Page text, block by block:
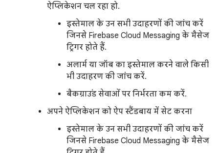
ऐप्लिकेशन चल रहा हो.
इस्तेमाल के उन सभी उदाहरणों की जांच करें
जिनसे Firebase Cloud Messaging के मैसेज
ट्रिगर होते हैं.
अलार्म या जॉब का इस्तेमाल करने वाले किसी
भी उदाहरण की जांच करें.
बैकग्राउंड सेवाओं पर निर्भरता कम करें.
अपने ऐप्लिकेशन को ऐप स्टैंडबाय में सेट करना
इस्तेमाल के उन सभी उदाहरणों की जांच करें
जिनसे Firebase Cloud Messaging के मैसेज